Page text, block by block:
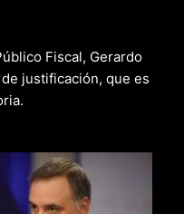
Fiscal, Gerardo
justificación, que es